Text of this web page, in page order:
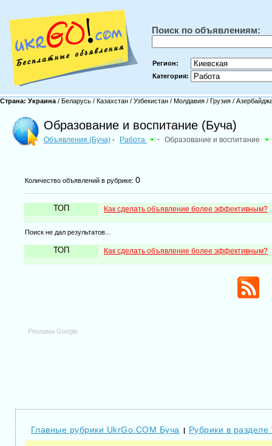
Поиск по объявлениям:
Регион:
Категория:
Страна: Украина / Беларусь / Казахстан / Узбекистан / Молдавия / Грузия /
Образование и воспитание (Буча)
Объявления (Буча) - Работа - Образование и воспитание
Количество объявлений в рубрике: 0
ТОП Как сделать объявление более эффективным?
Поиск не дал результатов...
ТОП Как сделать объявление более эффективным?
Реклама Google
Главные рубрики UkrGo.COM Буча | Рубрики в